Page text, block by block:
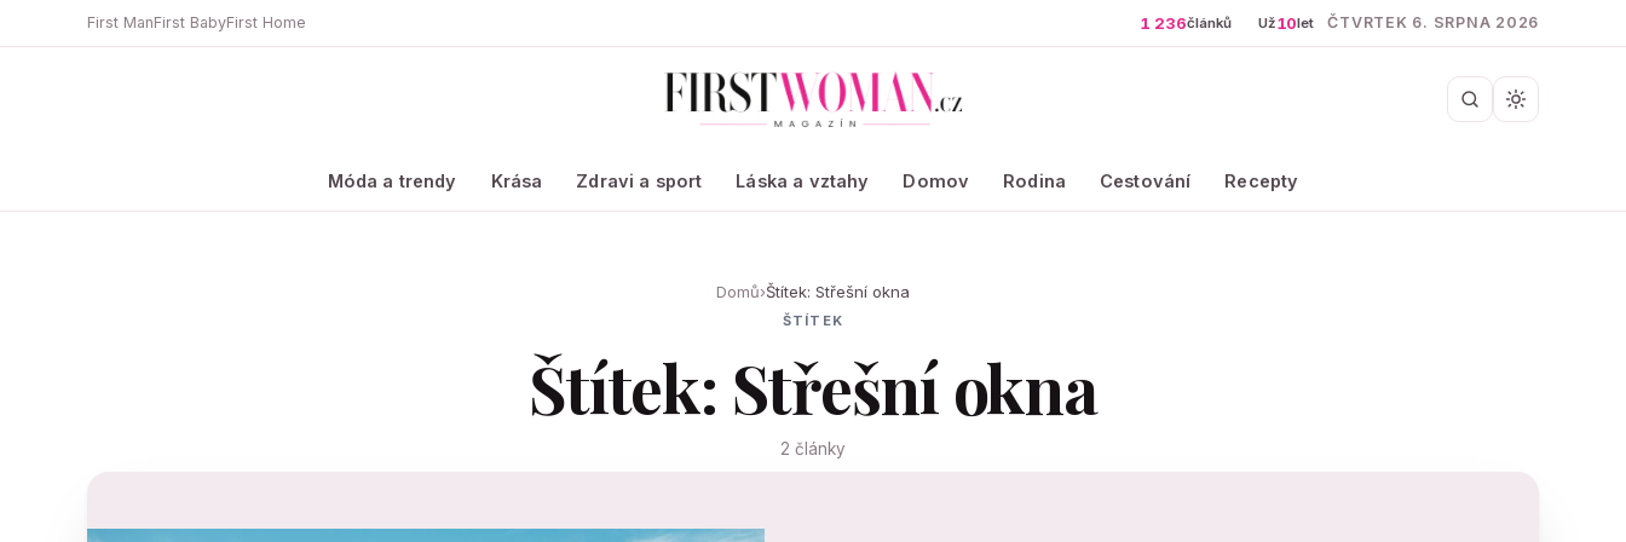
First ManFirst BabyFirst Home 1 236článků Už10let ČTVRTEK 6. SRPNA 2026
Móda a trendy Krása Zdravi a sport Láska a vztahy Domov Rodina Cestování Recepty
Domů›Štítek: Střešní okna
ŠTÍTEK
Štítek: Střešní okna
2 články